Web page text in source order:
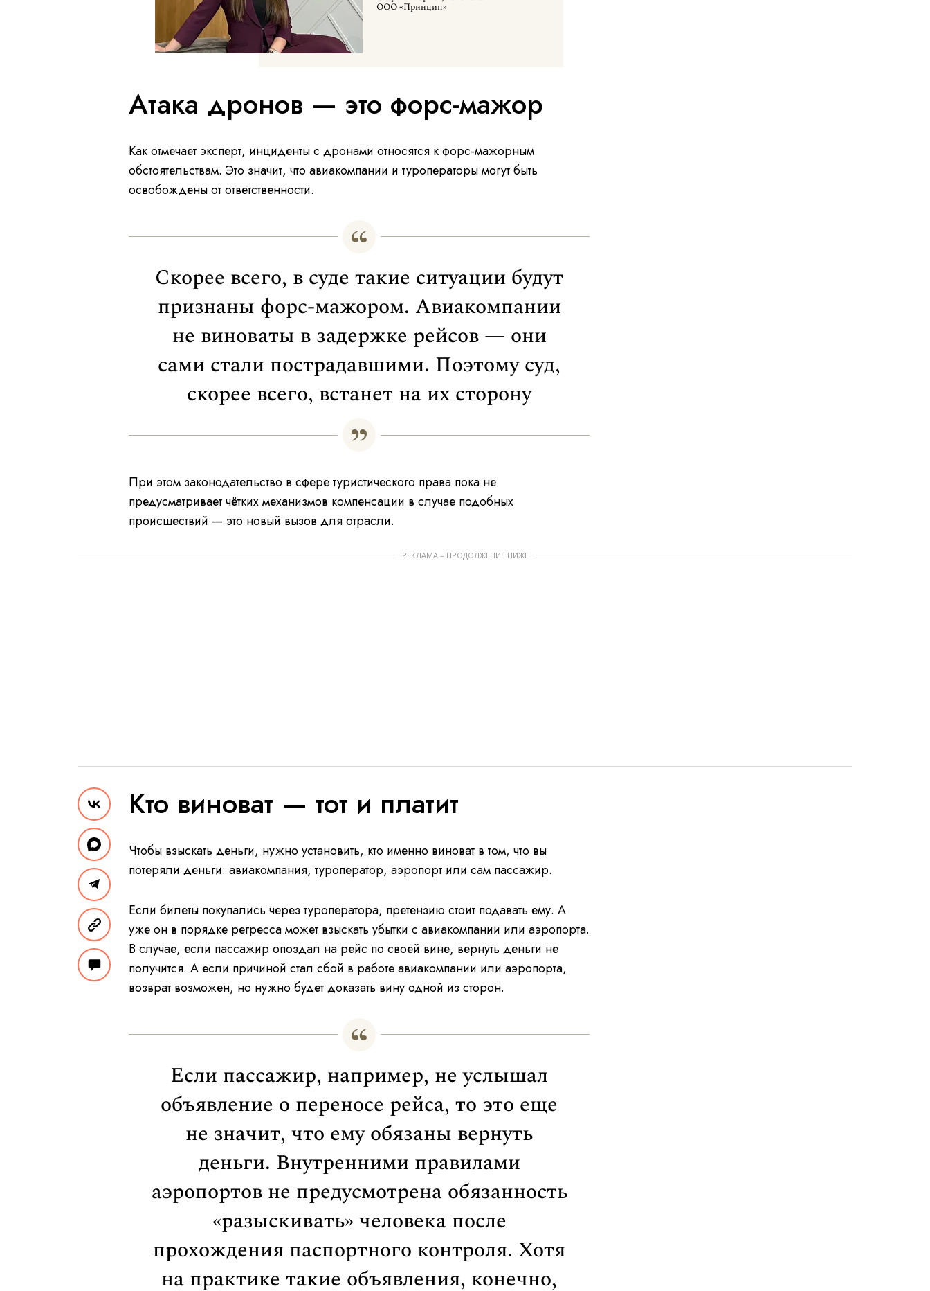
ООО «Принцип»
Атака дронов — это форс-мажор
Как отмечает эксперт, инциденты с дронами относятся к форс-мажорным
обстоятельствам. Это значит, что авиакомпании и туроператоры могут быть
освобождены от ответственности.
Скорее всего, в суде такие ситуации будут
признаны форс-мажором. Авиакомпании
не виноваты в задержке рейсов — они
сами стали пострадавшими. Поэтому суд,
скорее всего, встанет на их сторону
При этом законодательство в сфере туристического права пока не
предусматривает чётких механизмов компенсации в случае подобных
происшествий — это новый вызов для отрасли.
РЕКЛАМА – ПРОДОЛЖЕНИЕ НИЖЕ
Кто виноват — тот и платит
Чтобы взыскать деньги, нужно установить, кто именно виноват в том, что вы
потеряли деньги: авиакомпания, туроператор, аэропорт или сам пассажир.
Если билеты покупались через туроператора, претензию стоит подавать ему. А
уже он в порядке регресса может взыскать убытки с авиакомпании или аэропорта.
В случае, если пассажир опоздал на рейс по своей вине, вернуть деньги не
получится. А если причиной стал сбой в работе авиакомпании или аэропорта,
возврат возможен, но нужно будет доказать вину одной из сторон.
Если пассажир, например, не услышал
объявление о переносе рейса, то это еще
не значит, что ему обязаны вернуть
деньги. Внутренними правилами
аэропортов не предусмотрена обязанность
«разыскивать» человека после
прохождения паспортного контроля. Хотя
на практике такие объявления, конечно,